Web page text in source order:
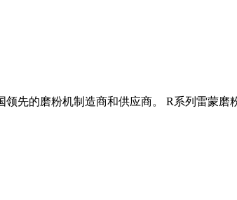
先的磨粉机制造商和供应商。 R系列雷蒙